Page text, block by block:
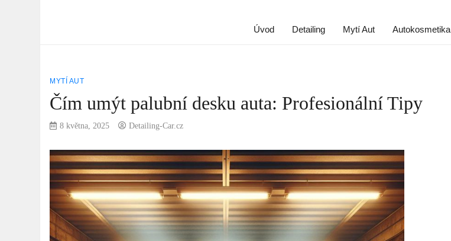
Úvod Detailing Mytí Aut Autokosmetika
MYTÍ AUT
Čím umýt palubní desku auta: Profesionální Tipy
8 května, 2025 Detailing-Car.cz